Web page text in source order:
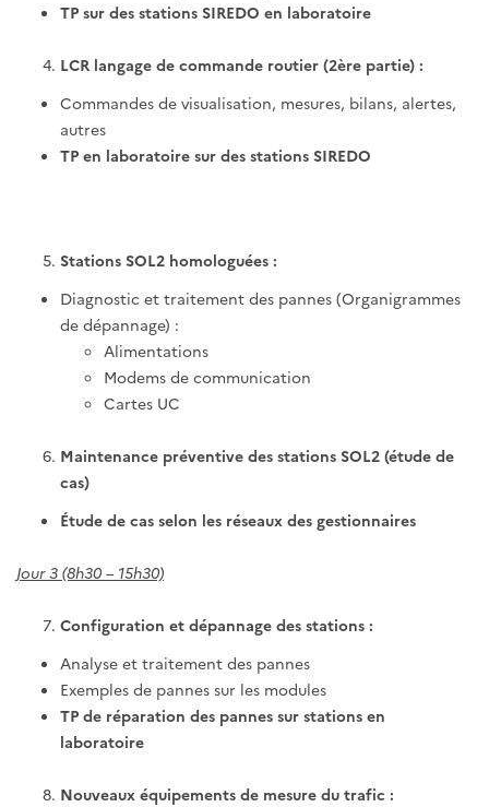
TP sur des stations SIREDO en laboratoire
LCR langage de commande routier (2ère partie) :
Commandes de visualisation, mesures, bilans, alertes,
autres
TP en laboratoire sur des stations SIREDO
Stations SOL2 homologuées :
Diagnostic et traitement des pannes (Organigrammes
de dépannage) :
Alimentations
Modems de communication
Cartes UC
Maintenance préventive des stations SOL2 (étude de
cas)
Étude de cas selon les réseaux des gestionnaires
Jour 3 (8h30 – 15h30)
Configuration et dépannage des stations :
Analyse et traitement des pannes
Exemples de pannes sur les modules
TP de réparation des pannes sur stations en
laboratoire
Nouveaux équipements de mesure du trafic :